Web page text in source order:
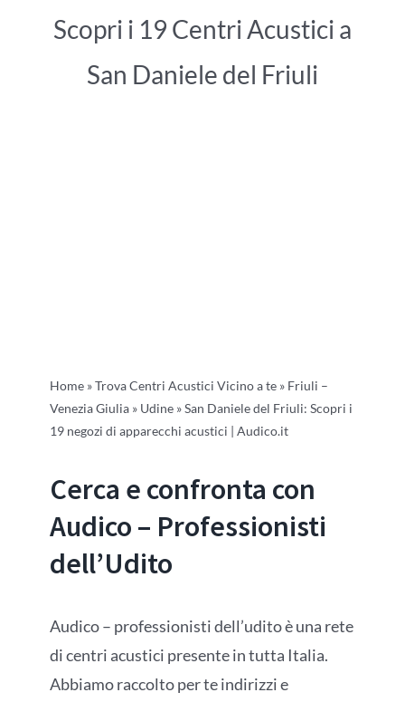
Scopri i 19 Centri Acustici a
San Daniele del Friuli
Home»Trova Centri Acustici Vicino a te» Friuli –
Venezia Giulia» Udine»San Daniele del Friuli: Scopri i
19 negozi di apparecchi acustici | Audico.it
Cerca e confronta con
Audico – Professionisti
dell’Udito
Audico – professionisti dell’udito è una rete
di centri acustici presente in tutta Italia.
Abbiamo raccolto per te indirizzi e